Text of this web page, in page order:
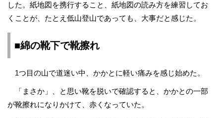
した。紙地図を携行すること、紙地図の読み方を練習してお
くことが、たとえ低山登山であっても、大事だと感じた。
■綿の靴下で靴擦れ
1つ目の山で道迷い中、かかとに軽い痛みを感じ始めた。
「まさか」、と思い靴を脱いで確認すると、かかとの一部
が靴擦れになりかけて、赤くなっていた。